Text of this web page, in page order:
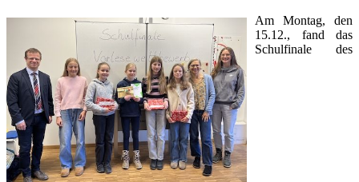
Am Montag, den
15.12., fand das
Schulfinale des